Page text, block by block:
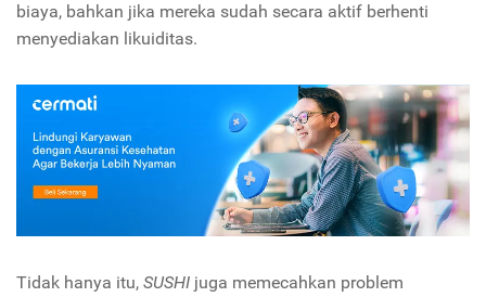
biaya, bahkan jika mereka sudah secara aktif berhenti
menyediakan likuiditas.
Tidak hanya itu, SUSHI juga memecahkan problem